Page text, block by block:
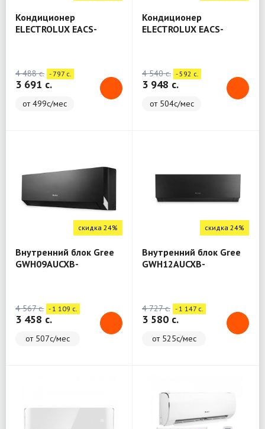
Кондиционер
ELECTROLUX EACS-
4 488 c. - 797 c.
3 691 c.
от 499с/мес
Кондиционер
ELECTROLUX EACS-
4 540 c. - 592 c.
3 948 c.
от 504с/мес
скидка 24%
Внутренний блок Gree
GWH09AUCXB-
4 567 c. - 1 109 c.
3 458 c.
от 507с/мес
скидка 24%
Внутренний блок Gree
GWH12AUCXB-
4 727 c. - 1 147 c.
3 580 c.
от 525с/мес